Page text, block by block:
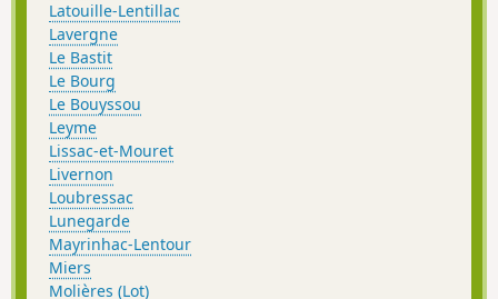
Latouille-Lentillac
Lavergne
Le Bastit
Le Bourg
Le Bouyssou
Leyme
Lissac-et-Mouret
Livernon
Loubressac
Lunegarde
Mayrinhac-Lentour
Miers
Molières (Lot)